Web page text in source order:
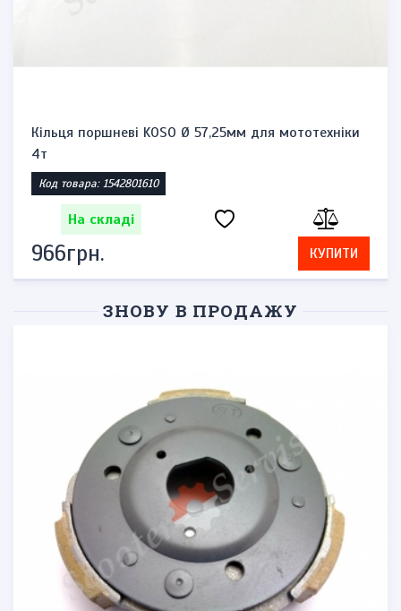
Кільця поршневі KOSO Ø 57,25мм для мототехніки
4т
Код товара: 1542801610
На складі
966грн. КУПИТИ
ЗНОВУ В ПРОДАЖУ